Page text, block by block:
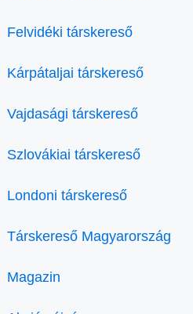
Felvidéki társkereső
Kárpátaljai társkereső
Vajdasági társkereső
Szlovákiai társkereső
Londoni társkereső
Társkereső Magyarország
Magazin